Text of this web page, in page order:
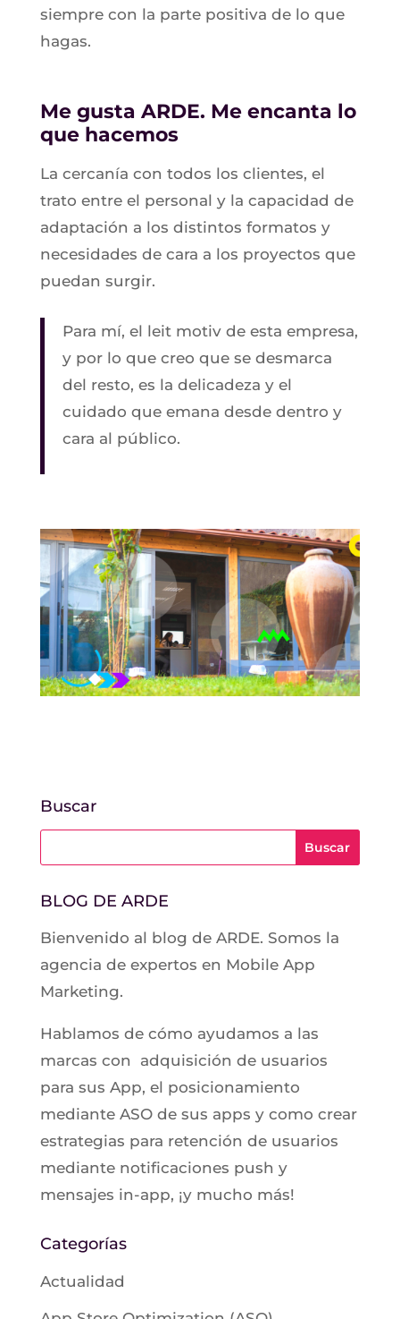
siempre con la parte positiva de lo que
hagas.
Me gusta ARDE. Me encanta lo
que hacemos
La cercanía con todos los clientes, el
trato entre el personal y la capacidad de
adaptación a los distintos formatos y
necesidades de cara a los proyectos que
puedan surgir.
Para mí, el leit motiv de esta empresa,
y por lo que creo que se desmarca
del resto, es la delicadeza y el
cuidado que emana desde dentro y
cara al público.
Buscar
BLOG DE ARDE
Bienvenido al blog de ARDE. Somos la
agencia de expertos en Mobile App
Marketing.
Hablamos de cómo ayudamos a las
marcas con adquisición de usuarios
para sus App, el posicionamiento
mediante ASO de sus apps y como crear
estrategias para retención de usuarios
mediante notificaciones push y
mensajes in-app, ¡y mucho más!
Categorías
Actualidad